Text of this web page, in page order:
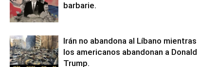
barbarie.
Irán no abandona al Líbano mientras
los americanos abandonan a Donald
Trump.